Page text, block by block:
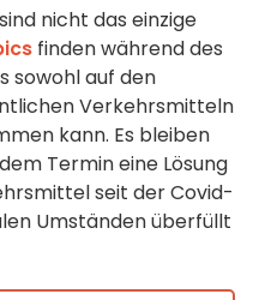
nicht das einzige
finden während des
sowohl auf den
Verkehrsmitteln
kann. Es bleiben
Termin eine Lösung
seit der Covid-
Umständen überfüllt